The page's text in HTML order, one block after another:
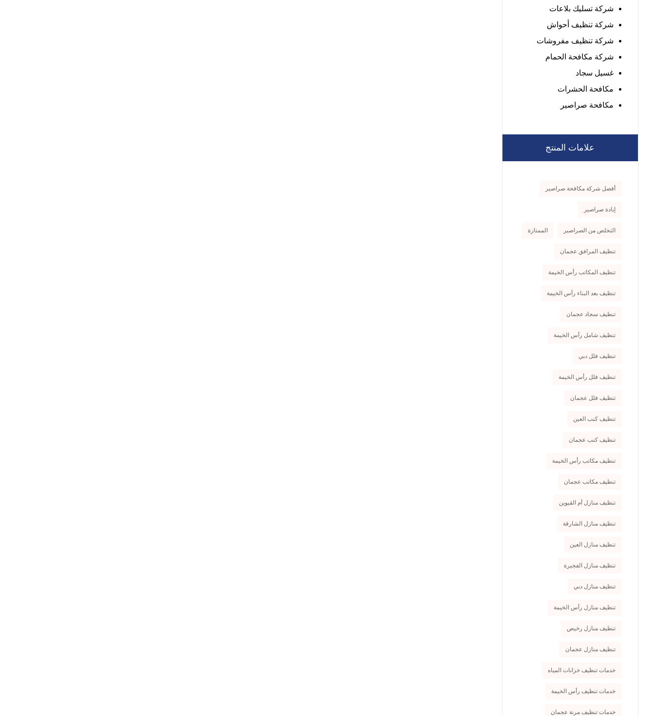
شركة تسليك بلاعات
شركة تنظيف أحواش
شركة تنظيف مفروشات
شركة مكافحة الحمام
غسيل سجاد
مكافحة الحشرات
مكافحة صراصير
علامات المنتج
أفضل شركة مكافحة صراصير
إبادة صراصير
التخلص من الصراصير الممتازة
تنظيف المرافق عجمان
تنظيف المكاتب رأس الخيمة
تنظيف بعد البناء رأس الخيمة
تنظيف سجاد عجمان
تنظيف شامل رأس الخيمة
تنظيف فلل دبي
تنظيف فلل رأس الخيمة
تنظيف فلل عجمان
تنظيف كنب العين
تنظيف كنب عجمان
تنظيف مكاتب رأس الخيمة
تنظيف مكاتب عجمان
تنظيف منازل أم القيوين
تنظيف منازل الشارقة
تنظيف منازل العين
تنظيف منازل الفجيرة
تنظيف منازل دبي
تنظيف منازل رأس الخيمة
تنظيف منازل رخيص
تنظيف منازل عجمان
خدمات تنظيف خزانات المياه
خدمات تنظيف رأس الخيمة
خدمات تنظيف مرنة عجمان